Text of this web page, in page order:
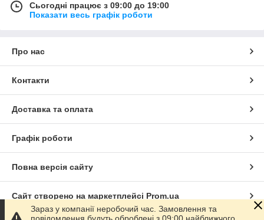
Сьогодні працює з 09:00 до 19:00
Показати весь графік роботи
Про нас
Контакти
Доставка та оплата
Графік роботи
Повна версія сайту
Сайт створено на маркетплейсі Prom.ua
Зараз у компанії неробочий час. Замовлення та